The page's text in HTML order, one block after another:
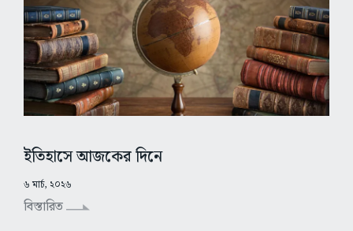
ইতিহাসে আজকের দিনে
৬ মার্চ, ২০২৬
বিস্তারিত